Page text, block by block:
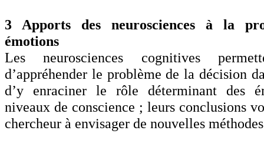
3 Apports des neurosciences à la
émotions
Les neurosciences cognitives
d’appréhender le problème de la décision
d’y enraciner le rôle déterminant des
niveaux de conscience ; leurs conclusions
chercheur à envisager de nouvelles